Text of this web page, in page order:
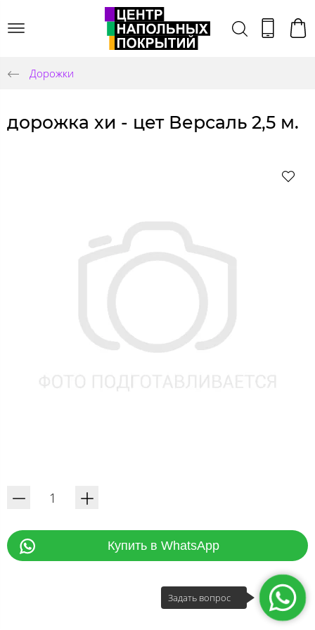
Дорожки
дорожка хи - цет Версаль 2,5 м.
Купить в WhatsApp
Задать вопрос